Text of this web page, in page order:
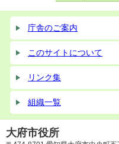
庁舎のご案内
このサイトについて
リンク集
組織一覧
大府市役所